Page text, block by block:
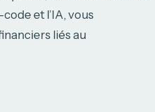
et l’IA, vous
liés au